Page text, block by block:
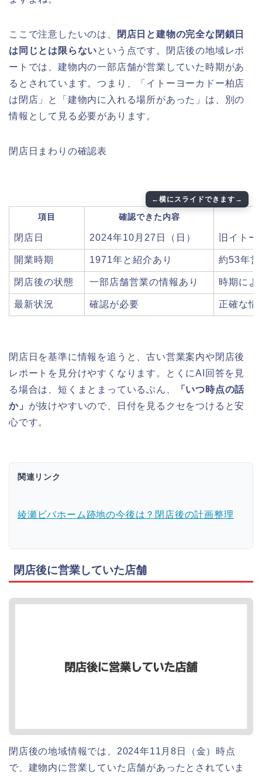
ここで注意したいのは、
閉店日と建物の完全な閉鎖日
は同じとは限らないという点です。閉店後の地域レポ
ートでは、建物内の一部店舗が営業していた時期があ
るとされています。つまり、「イトーヨーカドー柏店
は閉店」と「建物内に入れる場所があった」は、別の
情報として見る必要があります。
閉店日まわりの確認表
項目 確認できた内容
閉店日 2024年10月27日（日） 旧イト
開業時期 1971年と紹介あり 約53年
閉店後の状態 一部店舗営業の情報あり 時期によ
最新状況 確認が必要 正確な情
閉店日を基準に情報を追うと、古い営業案内や閉店後
レポートを見分けやすくなります。とくにAI回答を見
る場合は、短くまとまっているぶん、
「いつ時点の話
か」 が抜けやすいので、日付を見るクセをつけると安
心です。
関連リンク
綾瀬ビバホーム跡地の今後は？閉店後の計画整理
閉店後に営業していた店舗
閉店後の地域情報では、2024年11月8日（金）時点
で、建物内に営業していた店舗があったとされていま